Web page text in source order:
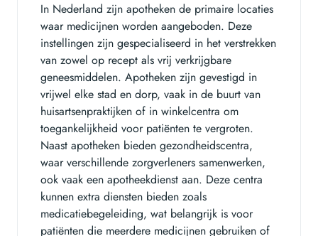
In Nederland zijn apotheken de primaire locaties
waar medicijnen worden aangeboden. Deze
instellingen zijn gespecialiseerd in het verstrekken
van zowel op recept als vrij verkrijgbare
geneesmiddelen. Apotheken zijn gevestigd in
vrijwel elke stad en dorp, vaak in de buurt van
huisartsenpraktijken of in winkelcentra om
toegankelijkheid voor patiënten te vergroten.
Naast apotheken bieden gezondheidscentra,
waar verschillende zorgverleners samenwerken,
ook vaak een apotheekdienst aan. Deze centra
kunnen extra diensten bieden zoals
medicatiebegeleiding, wat belangrijk is voor
patiënten die meerdere medicijnen gebruiken of